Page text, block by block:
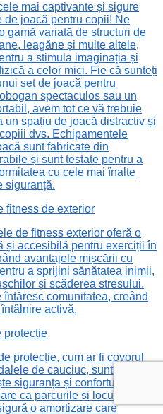
mai captivante și sigure
de joacă pentru copii! Ne
gamă variată de structuri de
leagăne și multe altele,
a stimula imaginația și
a celor mici. Fie că sunteți
set de joacă pentru
spectaculos sau un
avem tot ce vă trebuie
un spațiu de joacă distractiv și
dvs. Echipamentele
sunt fabricate din
și sunt testate pentru a
cu cele mai înalte
siguranță.
fitness de exterior
de fitness exterior oferă o
și accesibilă pentru exerciții în
avantajele mișcării cu
a sprijini sănătatea inimii,
și scăderea stresului.
întăresc comunitatea, creând
activă.
protecție
protecție, cum ar fi covorul
de cauciuc, sunt vitale
siguranța și confortul în
ca parcurile și locurile de
o amortizare care